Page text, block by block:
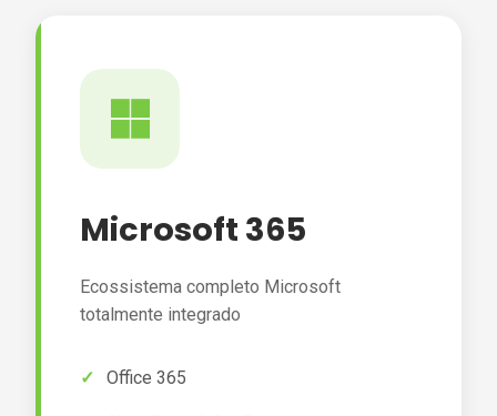
Microsoft 365
Ecossistema completo Microsoft
totalmente integrado
Office 365